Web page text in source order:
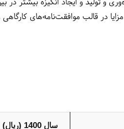
در قالب موافقت‌نامه‌های کارگاهی
سال 1400 (ریال)